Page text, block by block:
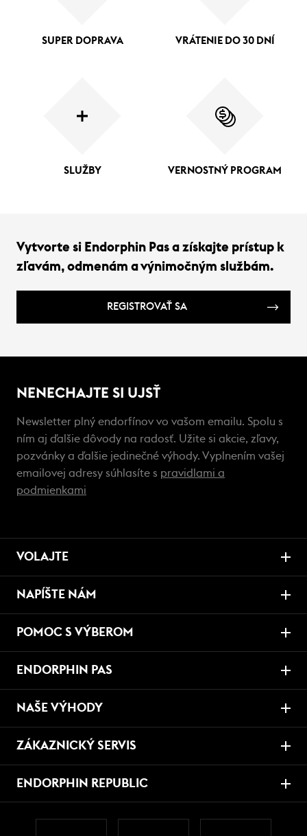
SUPER DOPRAVA VRÁTENIE DO 30 DNÍ
SLUŽBY VERNOSTNÝ PROGRAM
Vytvorte si Endorphin Pas a získajte prístup k
zľavám, odmenám a výnimočným službám.
REGISTROVAŤ SA
NENECHAJTE SI UJSŤ
Newsletter plný endorfínov vo vašom emailu. Spolu s
ním aj ďalšie dôvody na radosť. Užite si akcie, zľavy,
pozvánky a ďalšie jedinečné výhody. Vyplnením vašej
emailovej adresy súhlasíte s pravidlami a
podmienkami
VOLAJTE
NAPÍŠTE NÁM
POMOC S VÝBEROM
ENDORPHIN PAS
NAŠE VÝHODY
ZÁKAZNICKÝ SERVIS
ENDORPHIN REPUBLIC